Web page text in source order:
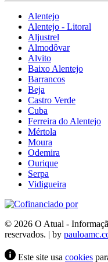
Alentejo
Alentejo - Litoral
Aljustrel
Almodôvar
Alvito
Baixo Alentejo
Barrancos
Beja
Castro Verde
Cuba
Ferreira do Alentejo
Mértola
Moura
Odemira
Ourique
Serpa
Vidigueira
© 2026 O Atual -
reservados. | by
Este site usa cookies